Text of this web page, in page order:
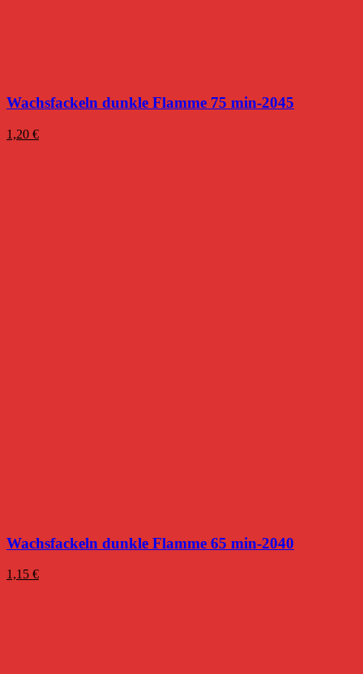
Wachsfackeln dunkle Flamme 75 min-2045
1,20 €
Wachsfackeln dunkle Flamme 65 min-2040
1,15 €